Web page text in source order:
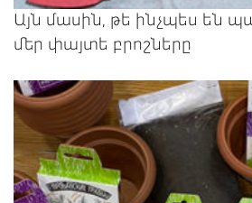
Այն մասին, թե ինչպես են
մեր փայտե բրոշները